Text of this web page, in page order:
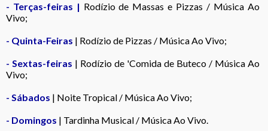
- Terças-feiras | Rodízio de Massas e Pizzas / Música Ao
Vivo;
- Quinta-Feiras | Rodízio de Pizzas / Música Ao Vivo;
- Sextas-feiras | Rodízio de 'Comida de Buteco / Música Ao
Vivo;
- Sábados | Noite Tropical / Música Ao Vivo;
- Domingos | Tardinha Musical / Música Ao Vivo.